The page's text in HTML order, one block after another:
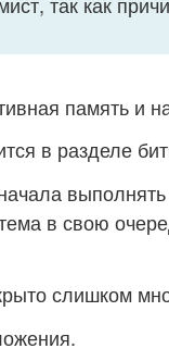
память и
в разделе
в свою
слишком